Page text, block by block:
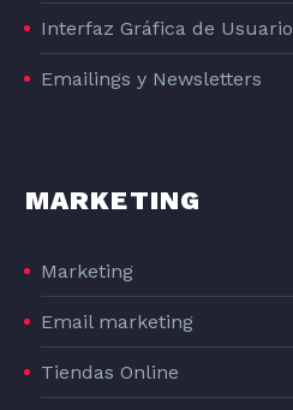
Interfaz Gráfica de Usuario
Emailings y Newsletters
MARKETING
Marketing
Email marketing
Tiendas Online